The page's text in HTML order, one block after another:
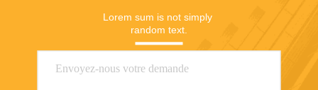
Lorem sum is not simply
random text.